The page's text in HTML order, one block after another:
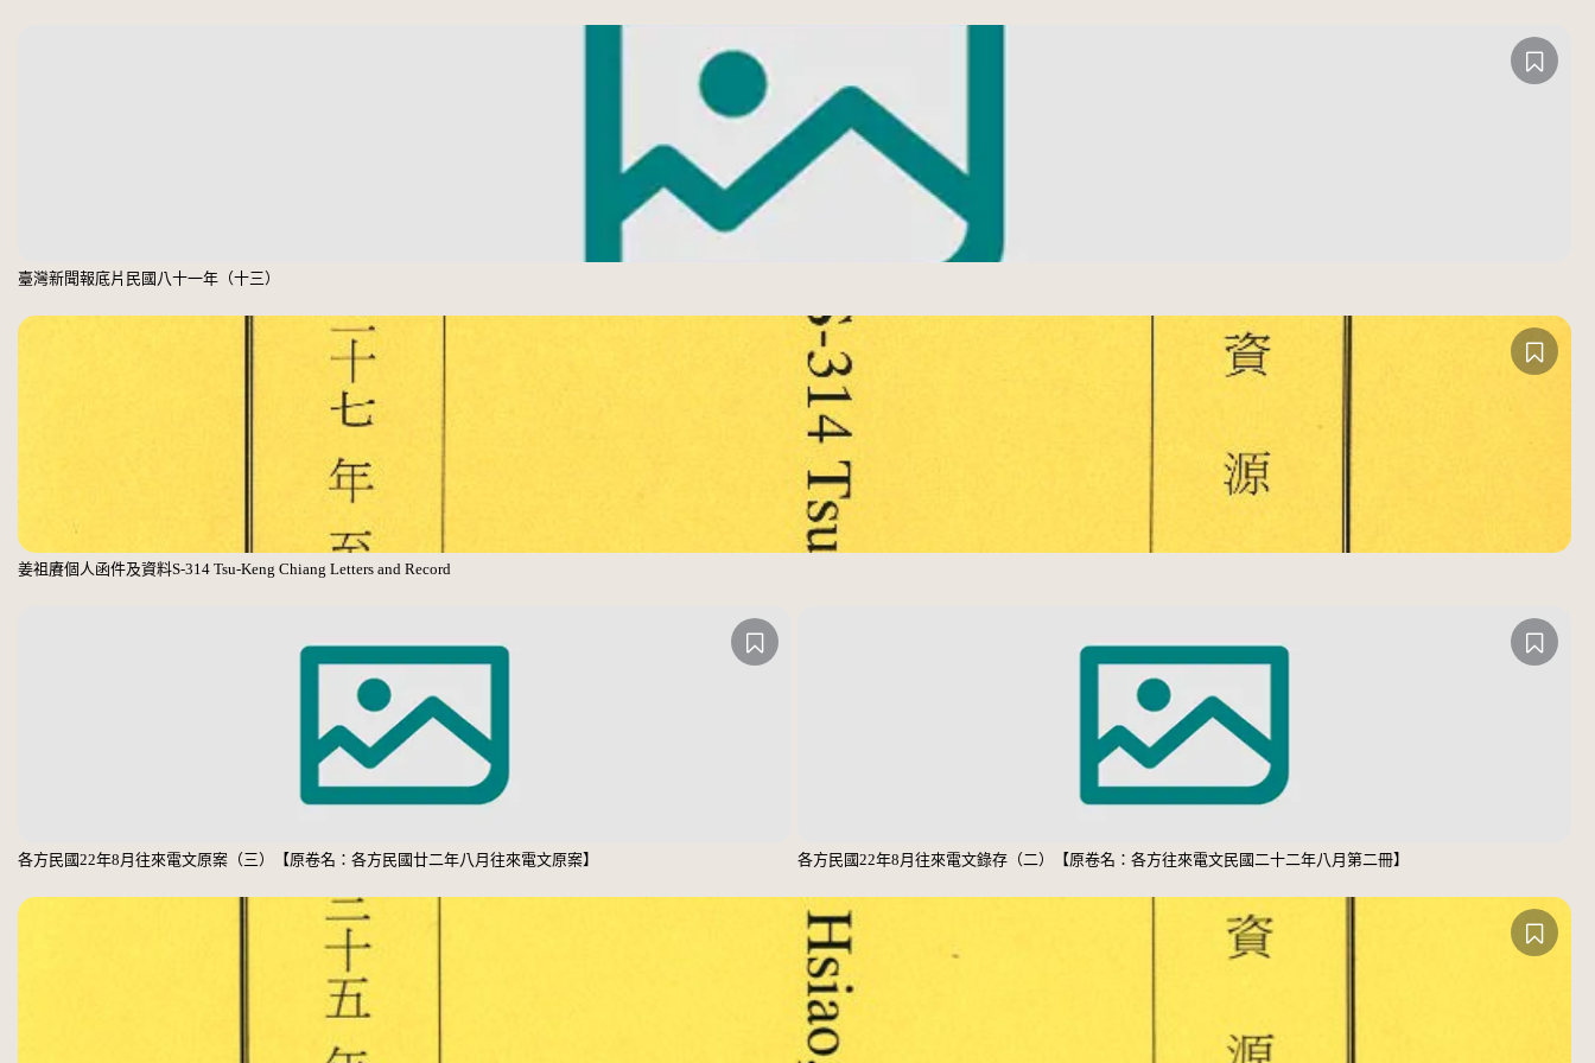
臺灣新聞報底片民國八十一年（十三）
姜祖賡個人函件及資料S-314 Tsu-Keng Chiang Letters and Record
各方民國22年8月往來電文原案（三）【原卷名：各方民國廿二年八月往來電文原案】 各方民國22年8月往來電文錄存（二）【原卷名：各方往來電文民國二十二年八月第二冊】